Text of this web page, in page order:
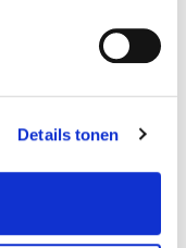
Details tonen